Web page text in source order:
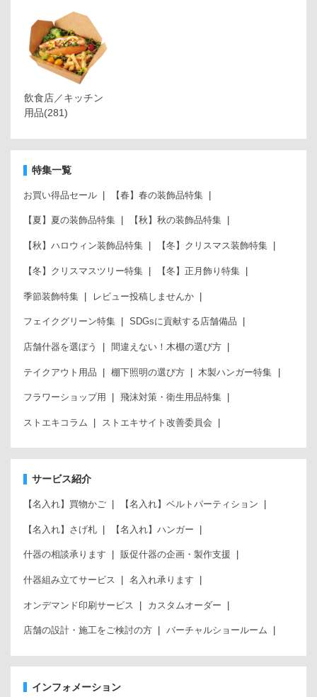
飲食店／キッチン
用品(281)
特集一覧
お買い得品セール 【春】春の装飾品特集
【夏】夏の装飾品特集 【秋】秋の装飾品特集
【秋】ハロウィン装飾品特集 【冬】クリスマス装飾特集
【冬】クリスマスツリー特集 【冬】正月飾り特集
季節装飾特集 レビュー投稿しませんか
フェイクグリーン特集 SDGsに貢献する店舗備品
店舗什器を選ぼう 間違えない！木棚の選び方
テイクアウト用品 棚下照明の選び方 木製ハンガー特集
フラワーショップ用 飛沫対策・衛生用品特集
ストエキコラム ストエキサイト改善委員会
サービス紹介
【名入れ】買物かご 【名入れ】ベルトパーティション
【名入れ】さげ札 【名入れ】ハンガー
什器の相談承ります 販促什器の企画・製作支援
什器組み立てサービス 名入れ承ります
オンデマンド印刷サービス カスタムオーダー
店舗の設計・施工をご検討の方 バーチャルショールーム
インフォメーション